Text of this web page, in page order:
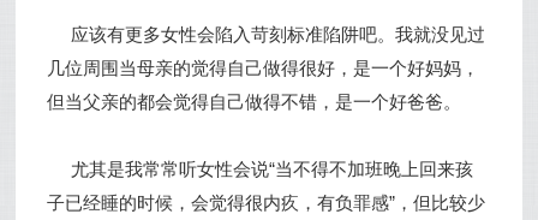
应该有更多女性会陷入苛刻标准陷阱吧。我就没见过
几位周围当母亲的觉得自己做得很好，是一个好妈妈，
但当父亲的都会觉得自己做得不错，是一个好爸爸。
尤其是我常常听女性会说“当不得不加班晚上回来孩
子已经睡的时候，会觉得很内疚，有负罪感”，但比较少